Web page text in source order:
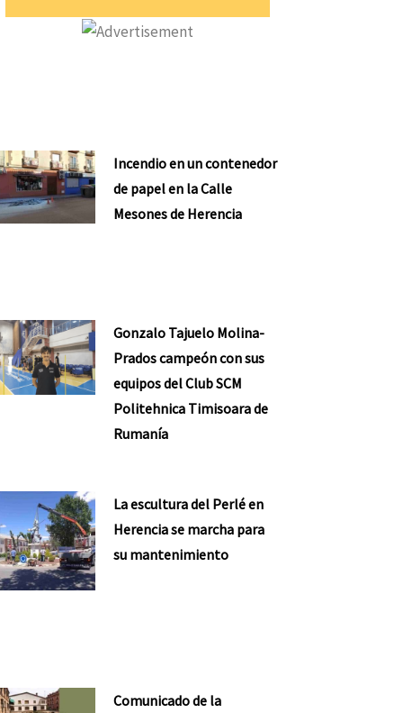
Incendio en un contenedor
de papel en la Calle
Mesones de Herencia
Gonzalo Tajuelo Molina-
Prados campeón con sus
equipos del Club SCM
Politehnica Timisoara de
Rumanía
La escultura del Perlé en
Herencia se marcha para
su mantenimiento
Comunicado de la